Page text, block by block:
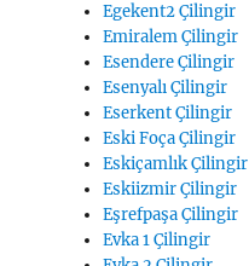
Egekent2 Çilingir
Emiralem Çilingir
Esendere Çilingir
Esenyalı Çilingir
Eserkent Çilingir
Eski Foça Çilingir
Eskiçamlık Çilingir
Eskiizmir Çilingir
Eşrefpaşa Çilingir
Evka 1 Çilingir